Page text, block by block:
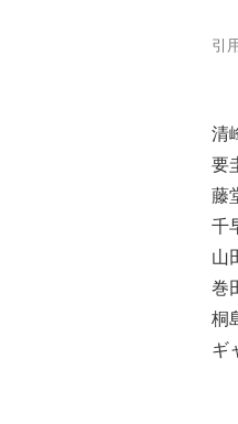
引
清
要
藤
千
山
巻
桐
ギ